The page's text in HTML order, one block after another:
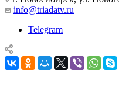
info@triadatv.ru
Telegram